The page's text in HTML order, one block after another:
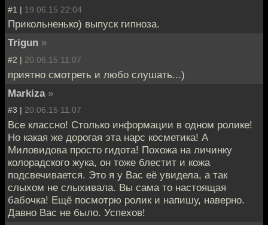
#1 | 19.06.15 22:04
Прикольненько) выпуск гипноза.
Trigun »
#2 | 20.06.15 11:07
приятно смотреть и любо слушать...)
Markiza »
#3 | 20.06.15 11:07
Все классно! Столько информации в одном ролике!
Но какая же дорогая эта нарс косметика! А
Миловидова просто гидота! Похожа на личинку
колорадского жука, он тоже блестит и кожа
подсвечивается. Это я у Вас её увидела, а так
слыхом не слыхивала. Вы сама то настоящая
бабочка! Ещё посмотрю ролик и напишу, наверно.
Давно Вас не было. Успехов!